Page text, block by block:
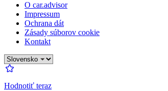
O car.advisor
Impressum
Ochrana dát
Zásady súborov cookie
Kontakt
Hodnotiť teraz